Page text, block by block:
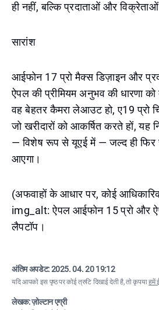
ही नहीं, बल्कि प्रदाताओं और
सारांश
आईफोन 17 प्रो मैक्स डिज़ाइन और
ऐपल की प्रीमियम अनुभव की धारणा
वह बेहतर कैमरा लेआउट हो, ए19 प्रो
जो खरीदारों को आकर्षित करते हों, यह
— विशेष रूप से यूएई में — जल्द ही फिर
आएगा।
(अफवाहों के आधार पर, कोई
img_alt: ऐपल आईफोन 15 प्रो और
लैपटॉप।
अंतिम अपडेट:2025. 04. 20 19:12
यदि आपको इस पृष्ठ पर कोई त्रुटि दिखाई देती है, तो कृपयाहमें
लेखक: ज़ोल्टान एग्री